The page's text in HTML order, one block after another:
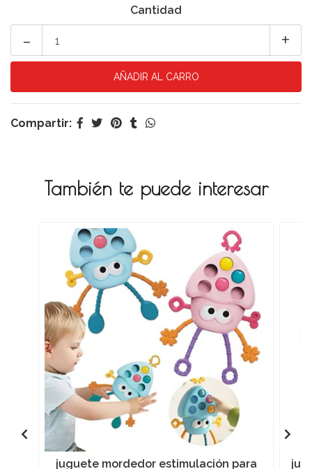
Cantidad
+
-
Compartir:
También te puede interesar
juguete mordedor estimulación para